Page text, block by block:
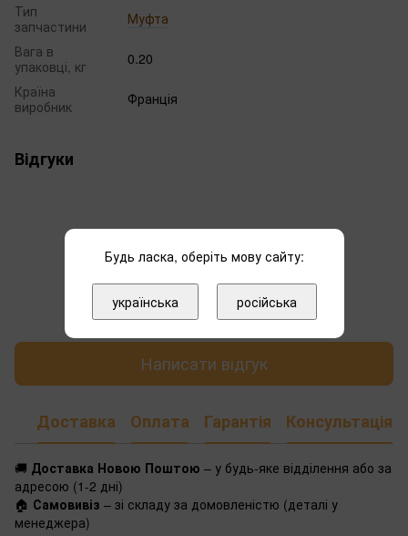
Тип
запчастини
Муфта
Вага в
упаковці, кг
0.20
Країна
виробник
Франція
Відгуки
Додайте перший відгук
Написати відгук
Доставка Оплата Гарантія Консультація
🚚 Доставка Новою Поштою – у будь-яке відділення або за
адресою (1-2 дні)
🏠 Самовивіз – зі складу за домовленістю (деталі у
менеджера)
Будь ласка, оберіть мову сайту:
українська російська